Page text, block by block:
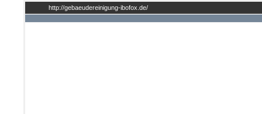
http://gebaeudereinigung-ibofox.de/